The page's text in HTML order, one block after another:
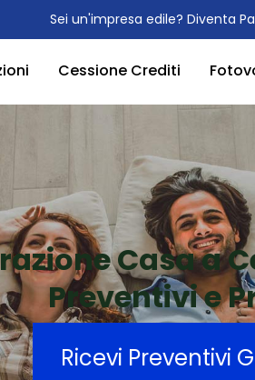
Sei un'impresa edile? Diventa
Cessione Crediti
Casa a
Preventivi e
Ricevi Preventivi